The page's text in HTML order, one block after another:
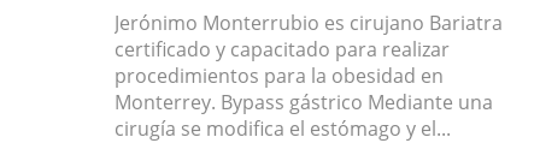
Jerónimo Monterrubio es cirujano Bariatra
certificado y capacitado para realizar
procedimientos para la obesidad en
Monterrey. Bypass gástrico Mediante una
cirugía se modifica el estómago y el...